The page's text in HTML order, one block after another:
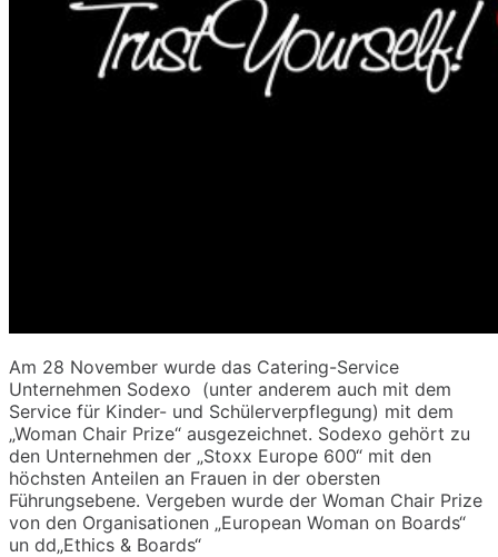
Am 28 November wurde das Catering-Service
Unternehmen Sodexo (unter anderem auch mit dem
Service für Kinder- und Schülerverpflegung) mit dem
„Woman Chair Prize“ ausgezeichnet. Sodexo gehört zu
den Unternehmen der „Stoxx Europe 600“ mit den
höchsten Anteilen an Frauen in der obersten
Führungsebene. Vergeben wurde der Woman Chair Prize
von den Organisationen „European Woman on Boards“
un dd„Ethics & Boards“